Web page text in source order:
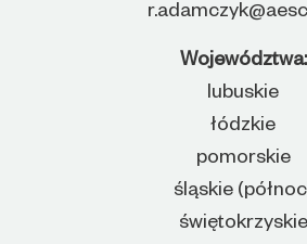
Województwa:
lubuskie
łódzkie
pomorskie
śląskie
świętokrzyskie